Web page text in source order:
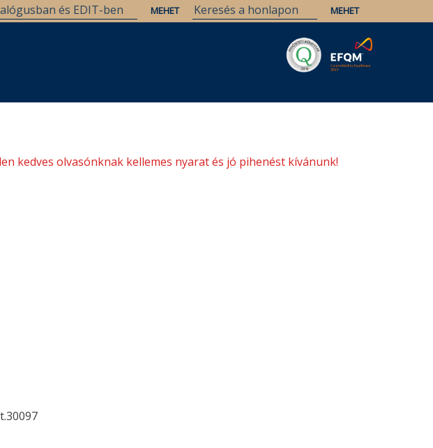
kedves olvasónknak kellemes nyarat és jó pihenést kívánunk!